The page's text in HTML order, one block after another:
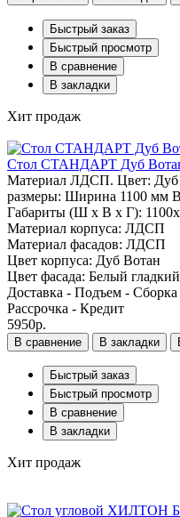
Быстрый заказ
Быстрый просмотр
В сравнение
В закладки
Хит продаж
Стол СТАНДАРТ Дуб
Материал ЛДСП. Цвет: Дуб
размеры: Ширина 1100 мм
Габариты (Ш x В x Г):
Материал корпуса: ЛДСП
Материал фасадов: ЛДСП
Цвет корпуса: Дуб Вотан
Цвет фасада: Белый гладкий
Доставка - Подъем - Сборка
Рассрочка - Кредит
5950р.
В сравнение В закладки
Быстрый заказ
Быстрый просмотр
В сравнение
В закладки
Хит продаж